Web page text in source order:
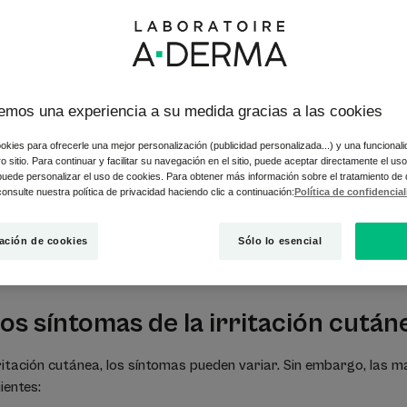
Zonas propensas a la irritación
sensación desagradable en la piel después de salir a la
la ropa que te pica, después de tocar productos domésticos
Esto se conoce comúnmente como irritación cutánea.
expertos, ¡descubre en este documento los síntomas a
como los tratamientos y consejos para evitarlos en la
síntomas de la irritación
cutánea, los síntomas pueden variar. Sin embargo, las
una experiencia a su medida gracias a las cookies
para ofrecerle una mejor personalización (publicidad personalizada...) y una
sitio. Para continuar y facilitar su navegación en el sitio, puede aceptar directamente el
personalizar el uso de cookies. Para obtener más información sobre el tratamiento de
nuestra política de privacidad haciendo clic a continuación: Política de
de cookies Sólo lo esencial